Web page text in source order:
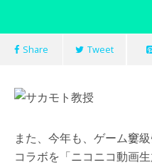
Share Tweet
また、今年も、ゲーム窶
コラボを「ニコニコ動画